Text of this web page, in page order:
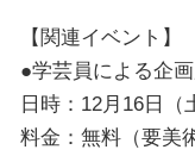
【関連イベント】
●学芸員による企
日時：12月16日
料金：無料（要美